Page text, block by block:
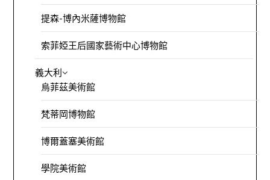
提森-博內米薩博物館
索菲婭王后國家藝術中心博物館
義大利
烏菲茲美術館
梵蒂岡博物館
博爾蓋塞美術館
學院美術館